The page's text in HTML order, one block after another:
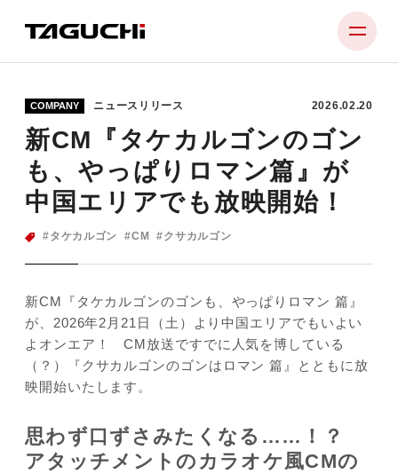
PRODUCT
COMPANY
NEWS
SUPPORT
CONTACT
JP EN
COMPANY ニュースリリース 2026.02.20
新CM『タケカルゴンのゴン
も、やっぱりロマン篇』が
中国エリアでも放映開始！
タケカルゴン CM クサカルゴン
新CM『タケカルゴンのゴンも、やっぱりロマン 篇』
が、2026年2月21日（土）より中国エリアでもいよい
よオンエア！ CM放送ですでに人気を博している
（？）『クサカルゴンのゴンはロマン 篇』とともに放
映開始いたします。
思わず口ずさみたくなる……！？
アタッチメントのカラオケ風CMの